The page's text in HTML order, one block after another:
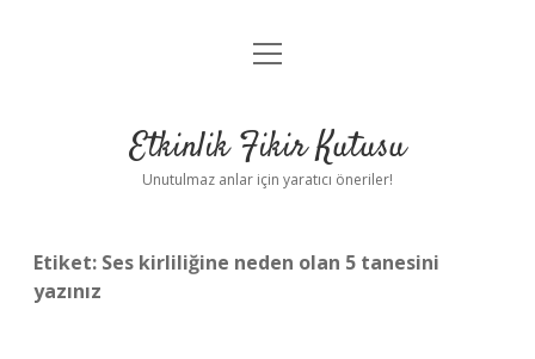
Anasayfa
Yasal Uyarı
menüyü
Etkinlik Fikir Kutusu
Unutulmaz anlar için yaratıcı öneriler!
Etiket: Ses kirliliğine neden olan 5 tanesini
yazınız